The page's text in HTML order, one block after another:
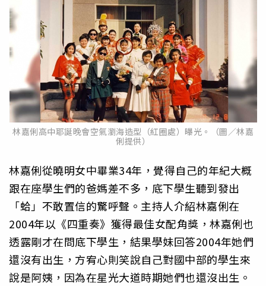
林嘉俐高中耶誕晚會空氣瀏海造型（紅圈處）曝光。（圖／林嘉
俐提供）
林嘉俐從曉明女中畢業34年，覺得自己的年紀大概
跟在座學生們的爸媽差不多，底下學生聽到發出
「蛤」不敢置信的驚呼聲。主持人介紹林嘉俐在
2004年以《四重奏》獲得最佳女配角獎，林嘉俐也
透露剛才在問底下學生，結果學妹回答2004年她們
還沒有出生，方宥心則笑說自己對國中部的學生來
說是阿姨，因為在星光大道時期她們也還沒出生。